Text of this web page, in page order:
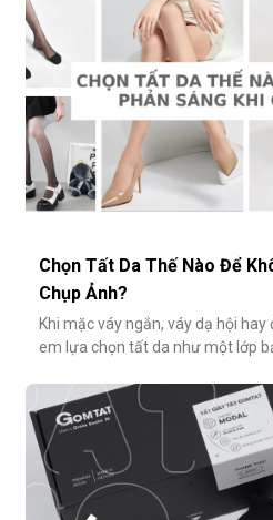
Chọn Tất Da Thế Nào Để
Chụp Ảnh?
Khi mặc váy ngắn, váy dạ hội
em lựa chọn tất da như một lớp
Tuy nhiên, không ít người gặp
cười: đôi chân phản chiếu ánh
lớp tất khiến